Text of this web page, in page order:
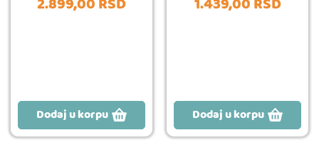
Dodaj u korpu Dodaj u korpu